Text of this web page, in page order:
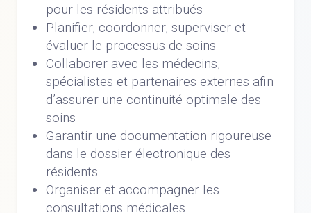
pour les résidents attribués
Planifier, coordonner, superviser et
évaluer le processus de soins
Collaborer avec les médecins,
spécialistes et partenaires externes afin
d’assurer une continuité optimale des
soins
Garantir une documentation rigoureuse
dans le dossier électronique des
résidents
Organiser et accompagner les
consultations médicales